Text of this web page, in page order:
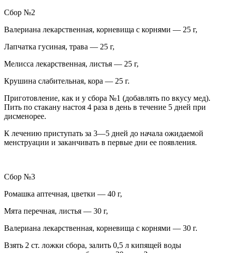
Сбор №2
Валериана лекарственная, корневища с корнями — 25 г,
Лапчатка гусиная, трава — 25 г,
Мелисса лекарственная, листья — 25 г,
Крушина слабительная, кора — 25 г.
Приготовление, как и у сбора №1 (добавлять по вкусу мед).
Пить по стакану настоя 4 раза в день в течение 5 дней при
дисменорее.
К лечению приступать за 3—5 дней до начала ожидаемой
менструации и заканчивать в первые дни ее появления.
Сбор №3
Ромашка аптечная, цветки — 40 г,
Мята перечная, листья — 30 г,
Валериана лекарственная, корневища с корнями — 30 г.
Взять 2 ст. ложки сбора, залить 0,5 л кипящей воды